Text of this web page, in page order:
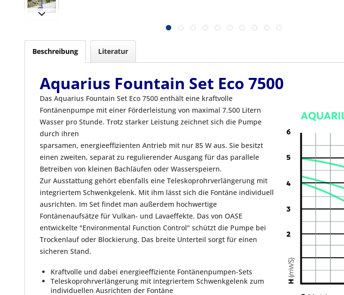
Beschreibung Literatur
Aquarius Fountain Set Eco 7500
Das Aquarius Fountain Set Eco 7500 enthält eine kraftvolle
Fontänenpumpe mit einer Förderleistung von maximal 7.500 Litern
Wasser pro Stunde. Trotz starker Leistung zeichnet sich die Pumpe
durch ihren
sparsamen, energieeffizienten Antrieb mit nur 85 W aus. Sie besitzt
einen zweiten, separat zu regulierender Ausgang für das parallele
Betreiben von kleinen Bachläufen oder Wasserspeiern.
Zur Ausstattung gehört ebenfalls eine Teleskoprohrverlängerung mit
integriertem Schwenkgelenk. Mit ihm lässt sich die Fontäne individuell
ausrichten. Im Set findet man außerdem hochwertige
Fontänenaufsätze für Vulkan- und Lavaeffekte. Das von OASE
entwickelte "Environmental Function Control" schützt die Pumpe bei
Trockenlauf oder Blockierung. Das breite Unterteil sorgt für einen
sicheren Stand.
Kraftvolle und dabei energieeffiziente Fontänenpumpen-Sets
Teleskoprohrverlängerung mit integriertem Schwenkgelenk zum
individuellen Ausrichten der Fontäne